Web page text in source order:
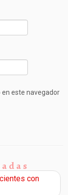
en este navegador
con